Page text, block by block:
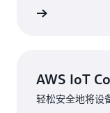
AWS IoT
轻松安全地将设